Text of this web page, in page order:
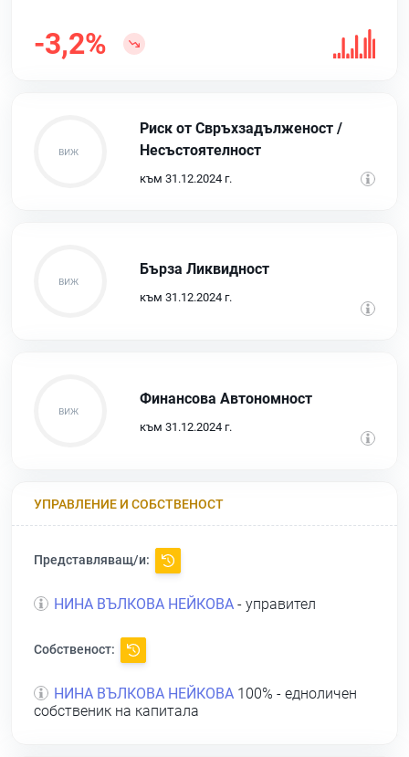
-3,2%
Риск от Свръхзадълженост /
Несъстоятелност
към 31.12.2024 г.
Бърза Ликвидност
към 31.12.2024 г.
Финансова Автономност
към 31.12.2024 г.
УПРАВЛЕНИЕ И СОБСТВЕНОСТ
Представляващ/и:
НИНА ВЪЛКОВА НЕЙКОВА - управител
Собственост:
НИНА ВЪЛКОВА НЕЙКОВА 100% - едноличен
собственик на капитала